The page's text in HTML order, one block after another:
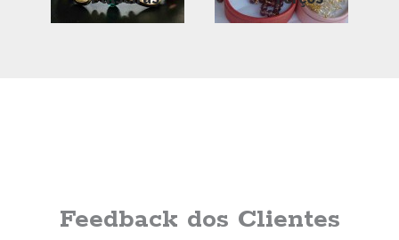
Feedback dos Clientes